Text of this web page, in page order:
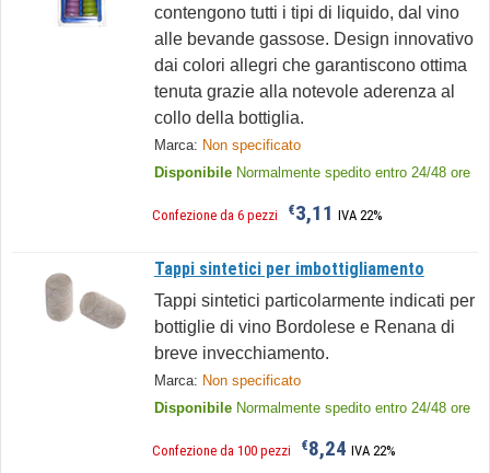
contengono tutti i tipi di liquido, dal vino
alle bevande gassose. Design innovativo
dai colori allegri che garantiscono ottima
tenuta grazie alla notevole aderenza al
collo della bottiglia.
Marca: Non specificato
Disponibile Normalmente spedito entro 24/48 ore
Confezione da 6 pezzi €3,11 IVA 22%
Tappi sintetici per imbottigliamento
Tappi sintetici particolarmente indicati per
bottiglie di vino Bordolese e Renana di
breve invecchiamento.
Marca: Non specificato
Disponibile Normalmente spedito entro 24/48 ore
Confezione da 100 pezzi €8,24 IVA 22%